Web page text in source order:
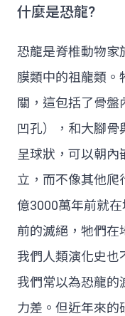
什麼是恐龍?
恐龍是脊椎動物家
膜類中的祖龍類。
關，這包括了骨
凹孔），和大腳骨
呈球狀，可以朝內
立，而不像其他爬
億3000萬年前就
前的滅絕，牠們在
我們人類演化史也
我們常以為恐龍的
力差。但近年來的